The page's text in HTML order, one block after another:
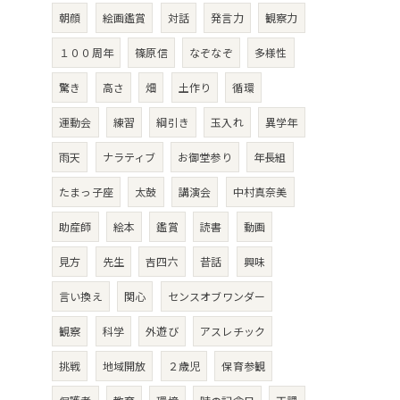
朝顔 絵画鑑賞 対話 発言力 観察力
１００周年 篠原信 なぞなぞ 多様性
驚き 高さ 畑 土作り 循環
運動会 練習 綱引き 玉入れ 異学年
雨天 ナラティブ お御堂参り 年長組
たまっ子座 太鼓 講演会 中村真奈美
助産師 絵本 鑑賞 読書 動画
見方 先生 吉四六 昔話 興味
言い換え 関心 センスオブワンダー
観察 科学 外遊び アスレチック
挑戦 地域開放 ２歳児 保育参観